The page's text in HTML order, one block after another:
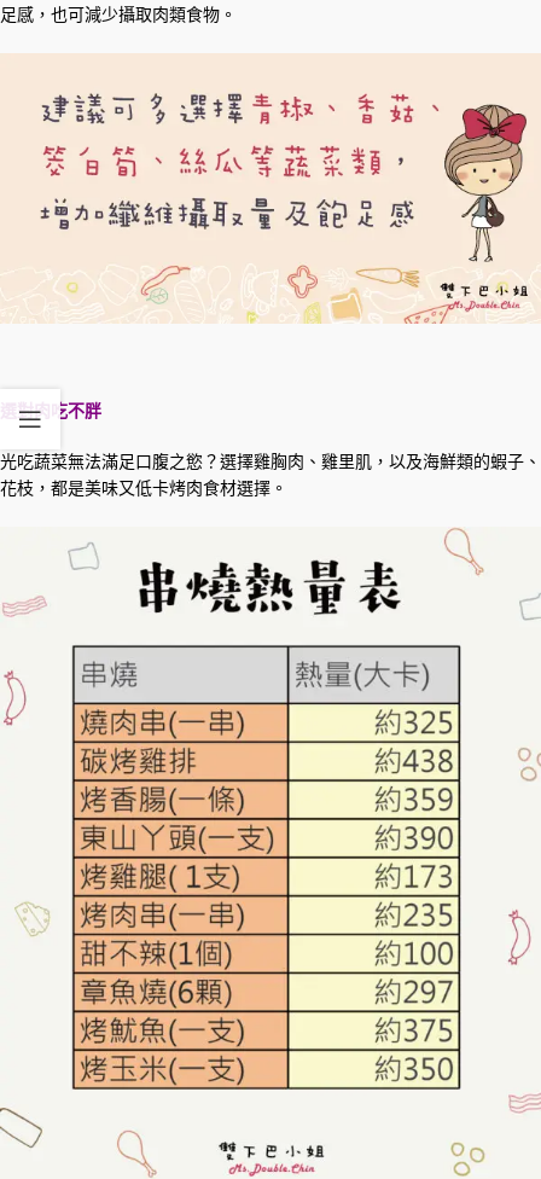
足感，也可減少攝取肉類食物。
選對肉吃不胖
光吃蔬菜無法滿足口腹之慾？選擇雞胸肉、雞里肌，以及海鮮類的蝦子、
花枝，都是美味又低卡烤肉食材選擇。